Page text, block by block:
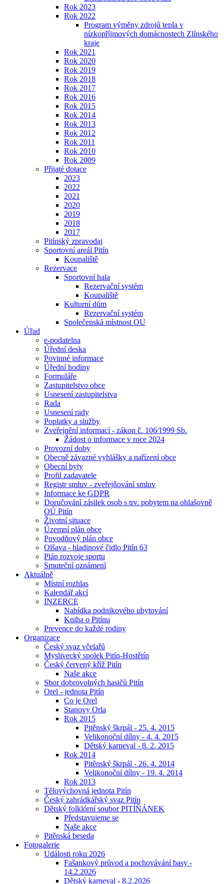
Rok 2023
Rok 2022
Program výměny zdrojů tepla v
nízkopříjmových domácnostech Zlínského
kraje
Rok 2021
Rok 2020
Rok 2019
Rok 2018
Rok 2017
Rok 2016
Rok 2015
Rok 2014
Rok 2013
Rok 2012
Rok 2011
Rok 2010
Rok 2009
Přijaté dotace
2023
2022
2021
2020
2019
2018
2017
Pitínský zpravodaj
Sportovní areál Pitín
Koupaliště
Rezervace
Sportovní hala
Rezervační systém
Koupaliště
Kulturní dům
Rezervační systém
Společenská místnost OU
Úřad
e-podatelna
Úřední deska
Povinné informace
Úřední hodiny
Formuláře
Zastupitelstvo obce
Usnesení zastupitelstva
Rada
Usnesení rady
Poplatky a služby
Zveřejnění informací - zákon č. 106⁄1999 Sb.
Žádost o informace v roce 2024
Provozní doby
Obecně závazné vyhlášky a nařízení obce
Obecní byty
Profil zadavatele
Registr smluv - zveřejňování smluv
Informace ke GDPR
Doručování zásilek osob s trv. pobytem na ohlašovně
OÚ Pitín
Životní situace
Územní plán obce
Povodňový plán obce
Olšava - hladinové čidlo Pitín 63
Plán rozvoje sportu
Smuteční oznámení
Aktuálně
Místní rozhlas
Kalendář akcí
INZERCE
Nabídka podnikového ubytování
Kniha o Pitínu
Prevence do každé rodiny
Organizace
Český svaz včelařů
Myslivecký spolek Pitín-Hostětín
Český červený kříž Pitín
Naše akce
Sbor dobrovolných hasičů Pitín
Orel - jednota Pitín
Co je Orel
Stanovy Orla
Rok 2015
Pitěnský škrpál - 25. 4. 2015
Velikonoční dílny - 4. 4. 2015
Dětský karneval - 8. 2. 2015
Rok 2014
Pitěnský škrpál - 26. 4. 2014
Velikonoční dílny - 19. 4. 2014
Rok 2013
Tělovýchovná jednota Pitín
Český zahrádkářský svaz Pitín
Dětský folklórní soubor PITÍŇÁNEK
Představujeme se
Naše akce
Pitěnská beseda
Fotogalerie
Události roku 2026
Fašankový průvod a pochovávání basy -
14.2.2026
Dětský karneval - 8.2.2026